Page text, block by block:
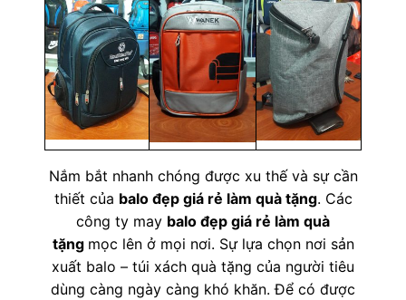
Nắm bắt nhanh chóng được xu thế và sự cần
thiết của balo đẹp giá rẻ làm quà tặng. Các
công ty may balo đẹp giá rẻ làm quà
tặng mọc lên ở mọi nơi. Sự lựa chọn nơi sản
xuất balo – túi xách quà tặng của người tiêu
dùng càng ngày càng khó khăn. Để có được